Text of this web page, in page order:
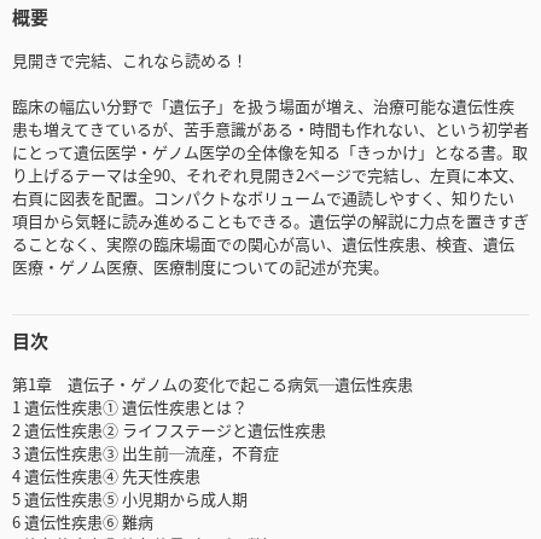
概要
見開きで完結、これなら読める！
臨床の幅広い分野で「遺伝子」を扱う場面が増え、治療可能な遺伝性疾
患も増えてきているが、苦手意識がある・時間も作れない、という初学者
にとって遺伝医学・ゲノム医学の全体像を知る「きっかけ」となる書。取
り上げるテーマは全90、それぞれ見開き2ページで完結し、左頁に本文、
右頁に図表を配置。コンパクトなボリュームで通読しやすく、知りたい
項目から気軽に読み進めることもできる。遺伝学の解説に力点を置きすぎ
ることなく、実際の臨床場面での関心が高い、遺伝性疾患、検査、遺伝
医療・ゲノム医療、医療制度についての記述が充実。
目次
第1章 遺伝子・ゲノムの変化で起こる病気─遺伝性疾患
1 遺伝性疾患① 遺伝性疾患とは？
2 遺伝性疾患② ライフステージと遺伝性疾患
3 遺伝性疾患③ 出生前─流産，不育症
4 遺伝性疾患④ 先天性疾患
5 遺伝性疾患⑤ 小児期から成人期
6 遺伝性疾患⑥ 難病